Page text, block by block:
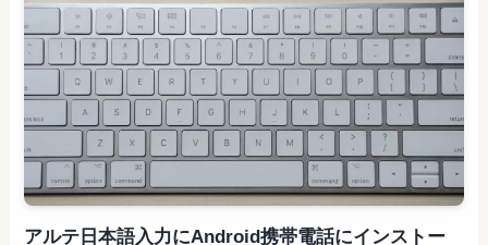
アルテ日本語入力にAndroid携帯電話にインストー